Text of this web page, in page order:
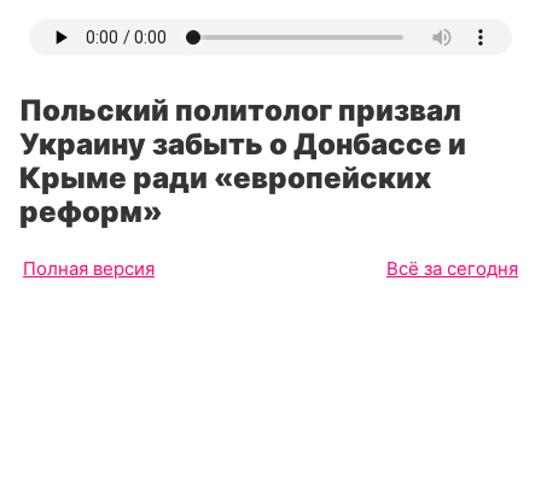
Польский политолог призвал
Украину забыть о Донбассе и
Крыме ради «европейских
реформ»
Полная версия Всё за сегодня